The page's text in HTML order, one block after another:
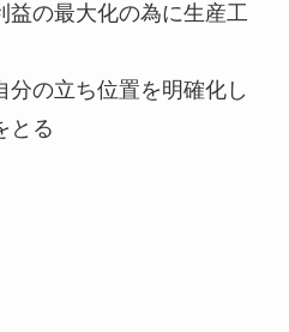
の最大化の為に生産工
の立ち位置を明確化し
とる